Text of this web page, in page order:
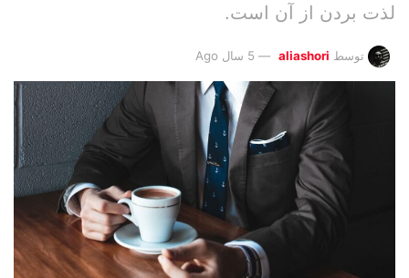
لذت بردن از آن است.
توسط aliashori 5 سال Ago